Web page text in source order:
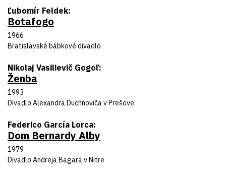
Autor predlohy
Ľubomír Feldek
Názov inscenácie
Botafogo
Rok uvedenia
1966
Divadlo
Bratislavské bábkové divadlo
Autor predlohy
Nikolaj Vasilievič Gogoľ
Názov inscenácie
Ženba
Rok uvedenia
1993
Divadlo
Divadlo Alexandra Duchnoviča v Prešove
Autor predlohy
Federico García Lorca
Názov inscenácie
Dom Bernardy Alby
Rok uvedenia
1979
Divadlo
Divadlo Andreja Bagara v Nitre